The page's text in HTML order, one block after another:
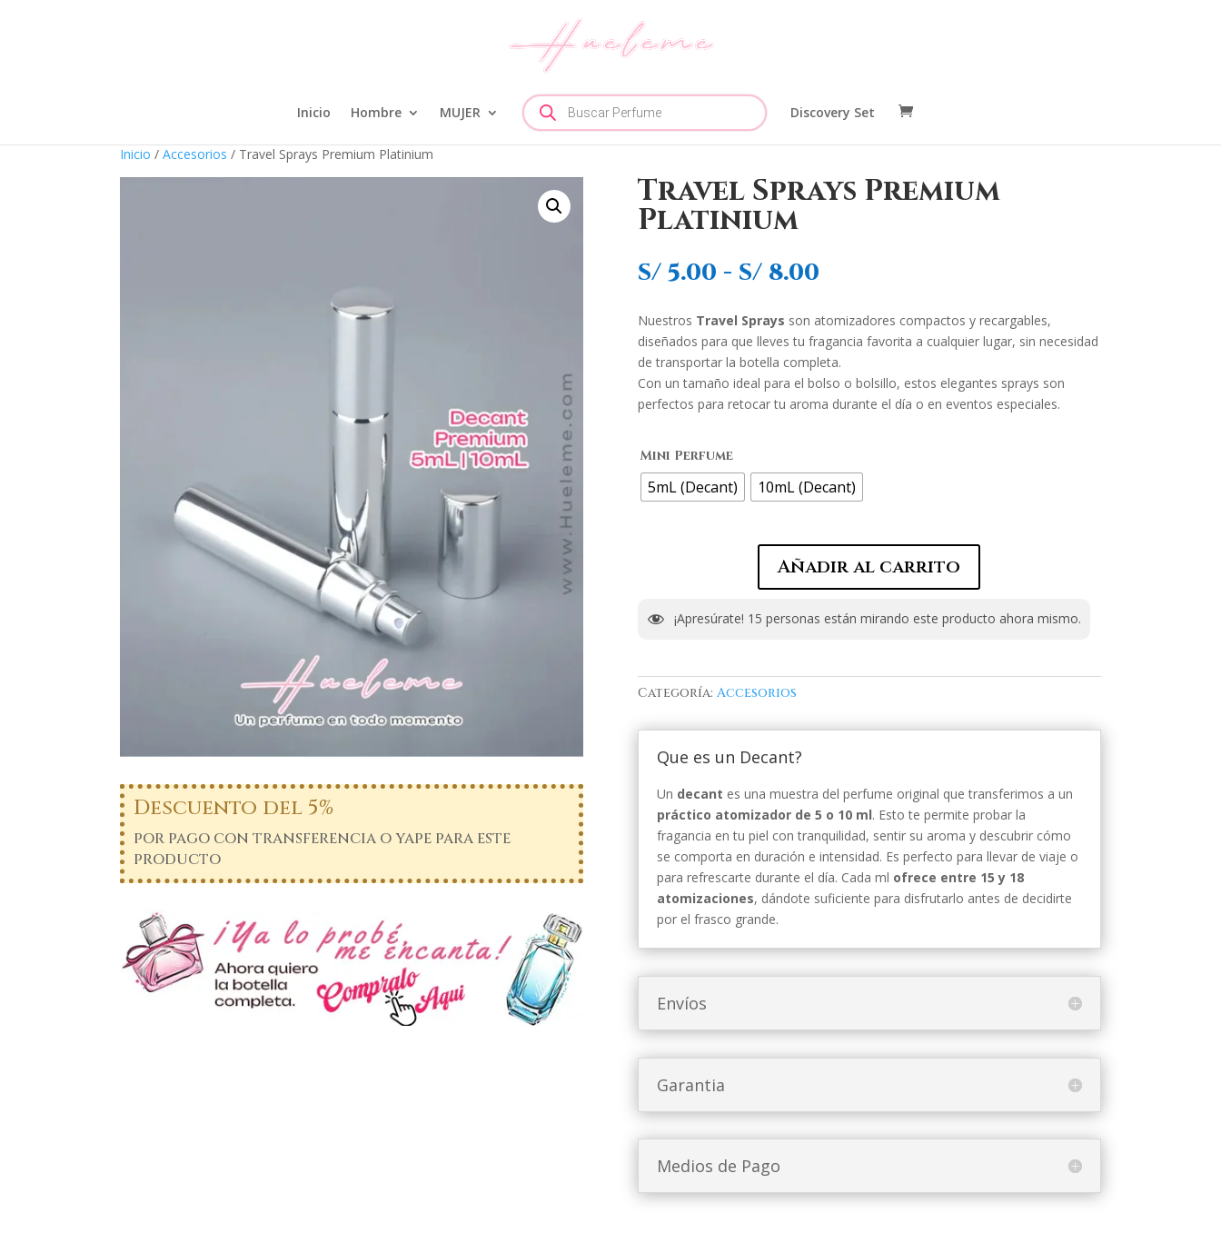
Inicio Hombre MUJER
Búsqueda
de
productos
Discovery Set
Inicio / Accesorios / Travel Sprays Premium Platinium
Descuento del 5%
por pago con transferencia o yape para este
producto
Travel Sprays Premium
Platinium
S/5.00 - S/8.00Rango
precios:
desde
S/ 5.00
hasta
S/ 8.00
Nuestros Travel Sprays son atomizadores compactos y recargables,
diseñados para que lleves tu fragancia favorita a cualquier lugar, sin necesidad
de transportar la botella completa.
Con un tamaño ideal para el bolso o bolsillo, estos elegantes sprays son
perfectos para retocar tu aroma durante el día o en eventos especiales.
Mini Perfume
5mL (Decant) 10mL (Decant)
Añadir al carrito
¡Apresúrate! 15 personas están mirando este producto ahora mismo.
Categoría: Accesorios
Que es un Decant?
Un decant es una muestra del perfume original que transferimos a un
práctico atomizador de 5 o 10 ml. Esto te permite probar la
fragancia en tu piel con tranquilidad, sentir su aroma y descubrir cómo
se comporta en duración e intensidad. Es perfecto para llevar de viaje o
para refrescarte durante el día. Cada ml ofrece entre 15 y 18
atomizaciones, dándote suficiente para disfrutarlo antes de decidirte
por el frasco grande.
Envíos
Garantia
Medios de Pago